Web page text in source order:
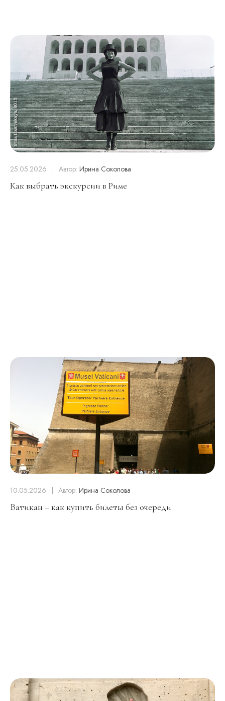
25.05.2026 Автор: Ирина Соколова
Как выбрать экскурсии в Риме
10.05.2026 Автор: Ирина Соколова
Ватикан – как купить билеты без очереди